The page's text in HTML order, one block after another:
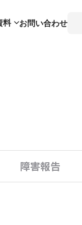
料 お問い合わせ
障害報告